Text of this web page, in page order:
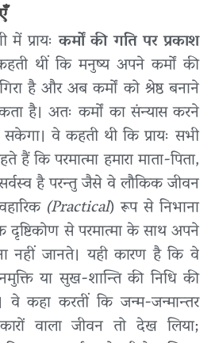
में प्रायःकर्मों की गति पर प्रकाश
थीं कि मनुष्य अपने कर्मों की
है और अब कर्मों को श्रेष्ठ बनाने
है। अतः कर्मों का संन्यास करने
वे कहती थी कि प्रायः सभी
कि परमात्मा हमारा माता-पिता,
है परन्तु जैसे वे लौकिक जीवन
(Practical) रूप से निभाना
दृष्टिकोण से परमात्मा के साथ अपने
नहीं जानते। यही कारण है कि वे
या सुख-शान्ति की निधि की
वे कहा करतीं कि जन्म-जन्मान्तर
वाला जीवन तो देख लिया;